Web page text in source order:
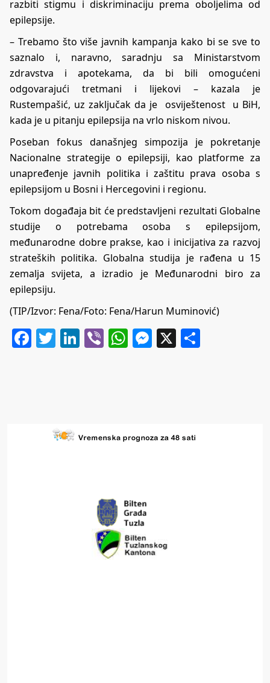
razbiti stigmu i diskriminaciju prema oboljelima od
epilepsije.
– Trebamo što više javnih kampanja kako bi se sve to
saznalo i, naravno, saradnju sa Ministarstvom
zdravstva i apotekama, da bi bili omogućeni
odgovarajući tretmani i lijekovi – kazala je
Rustempašić, uz zaključak da je osviještenost u BiH,
kada je u pitanju epilepsija na vrlo niskom nivou.
Poseban fokus današnjeg simpozija je pokretanje
Nacionalne strategije o epilepsiji, kao platforme za
unapređenje javnih politika i zaštitu prava osoba s
epilepsijom u Bosni i Hercegovini i regionu.
Tokom događaja bit će predstavljeni rezultati Globalne
studije o potrebama osoba s epilepsijom,
međunarodne dobre prakse, kao i inicijativa za razvoj
strateških politika. Globalna studija je rađena u 15
zemalja svijeta, a izradio je Međunarodni biro za
epilepsiju.
(TIP/Izvor: Fena/Foto: Fena/Harun Muminović)
Facebook
Twitter
LinkedIn
ViberWhatsApp
Messenger
X